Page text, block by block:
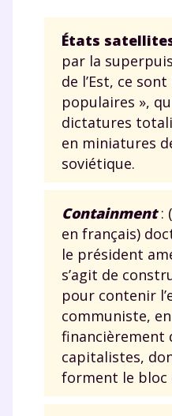
États
par la
de l’Est, ce
populaires »,
dictatures
en miniatures
soviétique.
Containment:
en français)
le président
s’agit de
pour contenir
communiste,
financièrement
capitalistes,
forment le bloc